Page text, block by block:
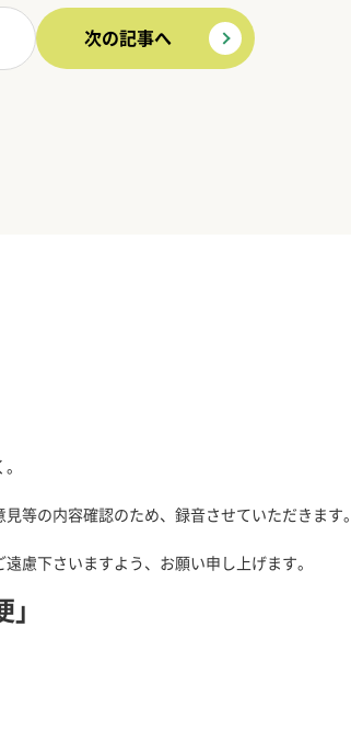
次の記事へ
等の内容確認のため、録音させていただきます。
慮下さいますよう、お願い申し上げます。